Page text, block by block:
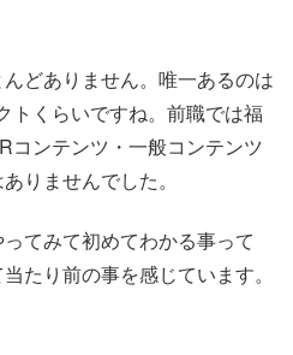
どありません。唯一あるのは
トくらいですね。前職では福
コンテンツ・一般コンテンツ
りませんでした。
てみて初めてわかる事って
たり前の事を感じています。